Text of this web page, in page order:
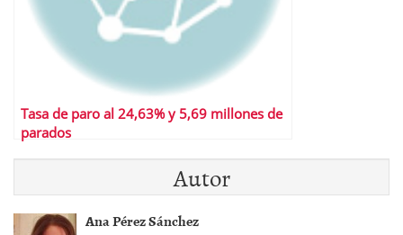
Tasa de paro al 24,63% y 5,69 millones de
parados
Autor
Ana Pérez Sánchez